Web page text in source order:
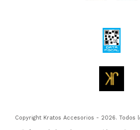
Copyright Kratos Accesorios - 2026. Todos